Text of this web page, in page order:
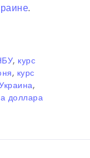
.
, курс
, курс
,
доллара